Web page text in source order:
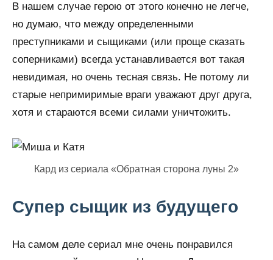
В нашем случае герою от этого конечно не легче,
но думаю, что между определенными
преступниками и сыщиками (или проще сказать
соперниками) всегда устанавливается вот такая
невидимая, но очень тесная связь. Не потому ли
старые непримиримые враги уважают друг друга,
хотя и стараются всеми силами уничтожить.
Кард из сериала «Обратная сторона луны 2»
Супер сыщик из будущего
На самом деле сериал мне очень понравился